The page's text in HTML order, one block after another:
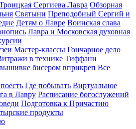
Сергиева Лавра Обзорная
Святыни Преподобный Сергий и
Детям о Лавре Воинская слава
Лавра и Московская духовная
Мастер-классы Гончарное дело
в технике Тиффани
бисером вприкреп Все
Где побывать Виртуальное
в Лавру Расписание богослужений
Подготовка к Причастию
продукты